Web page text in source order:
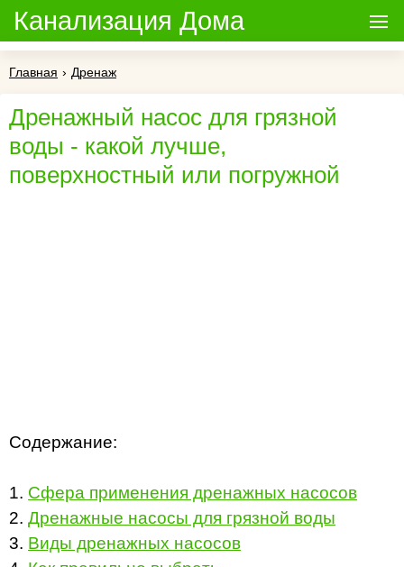
Канализация Дома
Главная › Дренаж
Дренажный насос для грязной
воды - какой лучше,
поверхностный или погружной
Содержание:
1. Сфера применения дренажных насосов
2. Дренажные насосы для грязной воды
3. Виды дренажных насосов